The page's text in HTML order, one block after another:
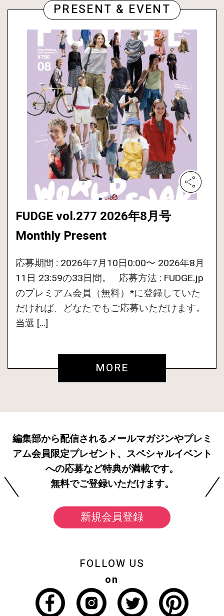
PRESENT & EVENT
FUDGE vol.277 2026年8月号
Monthly Present
応募期間 : 2026年7月10日0:00〜 2026年8月
11日 23:59の33日間。 応募方法 : FUDGE.jp
のプレミアム会員（無料）*に登録していた
だければ、どなたでもご応募いただけます。
当選 […]
MORE
編集部から配信されるメールマガジンやプレミ
アム会員限定プレゼント、スペシャルイベント
への応募など特典が満載です。
無料でご登録いただけます。
新規会員登録
FOLLOW US
on